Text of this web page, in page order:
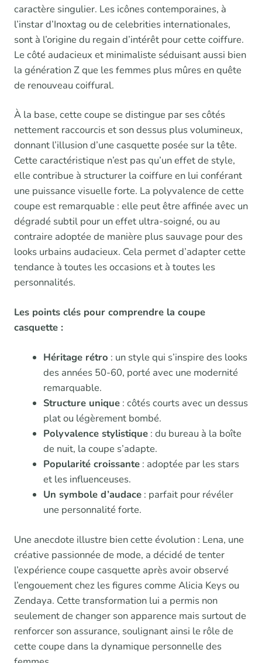
caractère singulier. Les icônes contemporaines, à
l’instar d’Inoxtag ou de celebrities internationales,
sont à l’origine du regain d’intérêt pour cette coiffure.
Le côté audacieux et minimaliste séduisant aussi bien
la génération Z que les femmes plus mûres en quête
de renouveau coiffural.
À la base, cette coupe se distingue par ses côtés
nettement raccourcis et son dessus plus volumineux,
donnant l’illusion d’une casquette posée sur la tête.
Cette caractéristique n’est pas qu’un effet de style,
elle contribue à structurer la coiffure en lui conférant
une puissance visuelle forte. La polyvalence de cette
coupe est remarquable : elle peut être affinée avec un
dégradé subtil pour un effet ultra-soigné, ou au
contraire adoptée de manière plus sauvage pour des
looks urbains audacieux. Cela permet d’adapter cette
tendance à toutes les occasions et à toutes les
personnalités.
Les points clés pour comprendre la coupe
casquette :
Héritage rétro : un style qui s’inspire des looks
des années 50-60, porté avec une modernité
remarquable.
Structure unique: côtés courts avec un dessus
plat ou légèrement bombé.
Polyvalence stylistique: du bureau à la boîte
de nuit, la coupe s’adapte.
Popularité croissante: adoptée par les stars
et les influenceuses.
Un symbole d’audace: parfait pour révéler
une personnalité forte.
Une anecdote illustre bien cette évolution : Lena, une
créative passionnée de mode, a décidé de tenter
l’expérience coupe casquette après avoir observé
l’engouement chez les figures comme Alicia Keys ou
Zendaya. Cette transformation lui a permis non
seulement de changer son apparence mais surtout de
renforcer son assurance, soulignant ainsi le rôle de
cette coupe dans la dynamique personnelle des